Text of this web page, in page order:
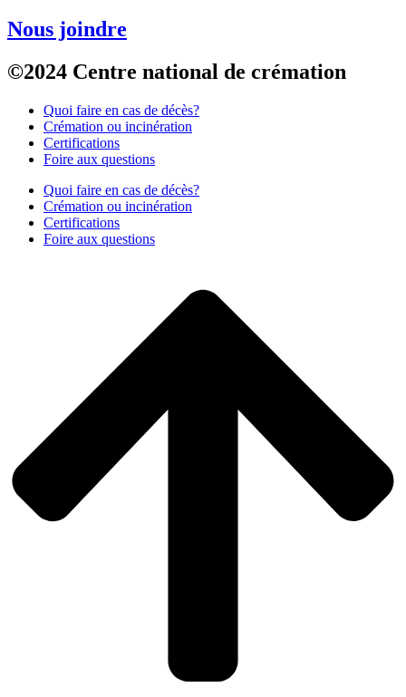
Nous joindre
©2024 Centre national de crémation
Quoi faire en cas de décès?
Crémation ou incinération
Certifications
Foire aux questions
Quoi faire en cas de décès?
Crémation ou incinération
Certifications
Foire aux questions